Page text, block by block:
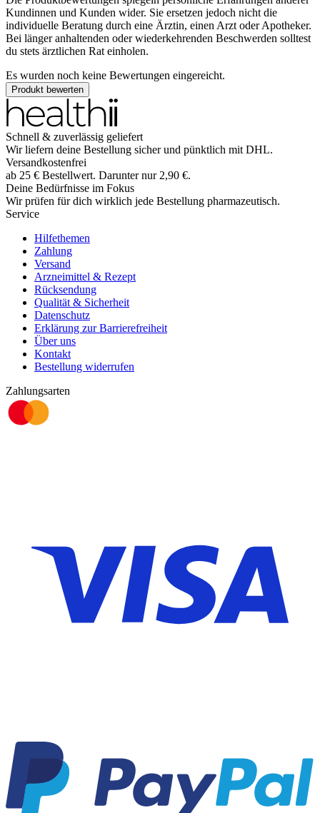
Kundinnen und Kunden wider. Sie ersetzen jedoch nicht die
individuelle Beratung durch eine Ärztin, einen Arzt oder Apotheker.
Bei länger anhaltenden oder wiederkehrenden Beschwerden solltest
du stets ärztlichen Rat einholen.
Es wurden noch keine Bewertungen eingereicht.
Produkt bewerten
Schnell & zuverlässig geliefert
Wir liefern deine Bestellung sicher und pünktlich mit DHL.
Versandkostenfrei
ab 25 € Bestellwert. Darunter nur 2,90 €.
Deine Bedürfnisse im Fokus
Wir prüfen für dich wirklich jede Bestellung pharmazeutisch.
Service
Hilfethemen
Zahlung
Versand
Arzneimittel & Rezept
Rücksendung
Qualität & Sicherheit
Datenschutz
Erklärung zur Barrierefreiheit
Über uns
Kontakt
Bestellung widerrufen
Zahlungsarten